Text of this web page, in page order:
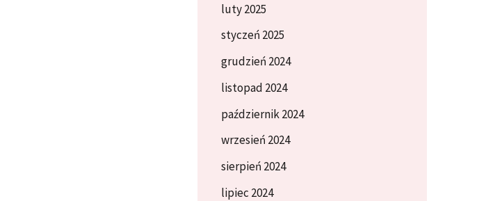
luty 2025
styczeń 2025
grudzień 2024
listopad 2024
październik 2024
wrzesień 2024
sierpień 2024
lipiec 2024